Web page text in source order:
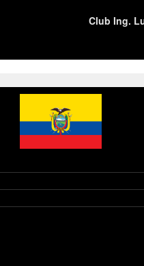
Club Ing.